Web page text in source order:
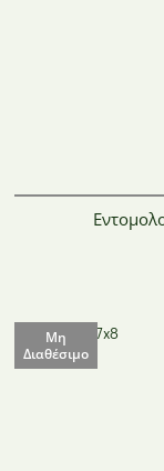
Μη
Διαθέσιμο